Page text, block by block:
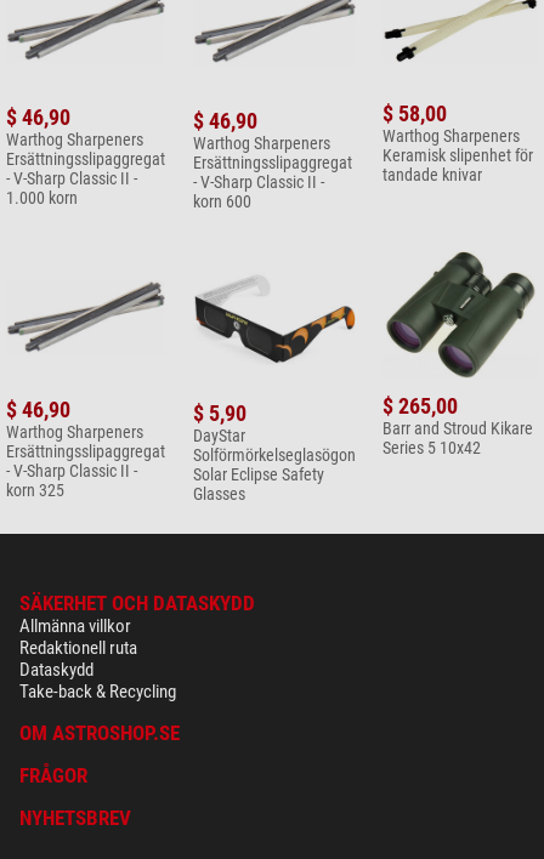
$ 46,90
Warthog Sharpeners
Ersättningsslipaggregat
- V-Sharp Classic II -
1.000 korn
$ 46,90
Warthog Sharpeners
Ersättningsslipaggregat
- V-Sharp Classic II -
korn 600
$ 58,00
Warthog Sharpeners
Keramisk slipenhet för
tandade knivar
$ 46,90
Warthog Sharpeners
Ersättningsslipaggregat
- V-Sharp Classic II -
korn 325
$ 5,90
DayStar
Solförmörkelseglasögon
Solar Eclipse Safety
Glasses
$ 265,00
Barr and Stroud Kikare
Series 5 10x42
SÄKERHET OCH DATASKYDD
Allmänna villkor
Redaktionell ruta
Dataskydd
Take-back & Recycling
OM ASTROSHOP.SE
FRÅGOR
NYHETSBREV